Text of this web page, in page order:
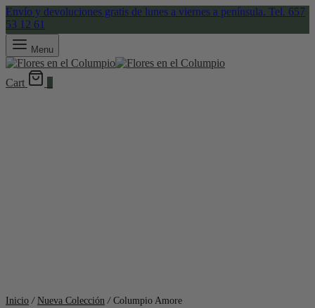
Envío y devoluciones gratis de lunes a viernes a península. Tel. 657
53 12 61
Menu
Cart
Inicio / Nueva Colección /Columpio Amore